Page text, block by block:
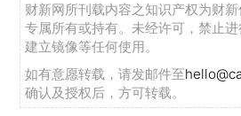
财新网所刊载内容之知识产权为财
专属所有或持有。未经许可，禁止
建立镜像等任何使用。
如有意愿转载，请发邮件至
确认及授权后，方可转载。